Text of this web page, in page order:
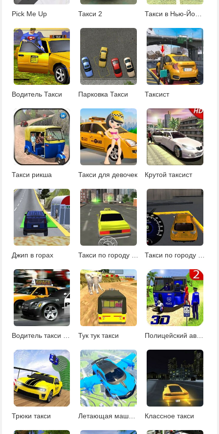
Pick Me Up Такси 2 Такси в Нью-Йорке
Водитель Такси Парковка Такси Таксист
Такси рикша Такси для девочек Крутой таксист
Джип в горах
Тук тук такси Полицейский авторикша
Трюки такси Летающая машина Классное такси